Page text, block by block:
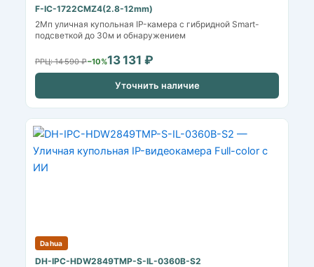
F-IC-1722CMZ4(2.8-12mm)
2Мп уличная купольная IP-камера с гибридной Smart-
подсветкой до 30м и обнаружением
РРЦ: 14 590 ₽−10%13 131 ₽
Уточнить наличие
Dahua
DH-IPC-HDW2849TMP-S-IL-0360B-S2